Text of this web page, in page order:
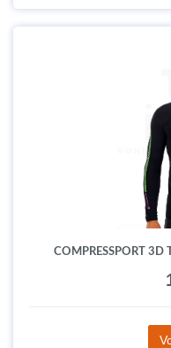
COMPRESSPORT 3D